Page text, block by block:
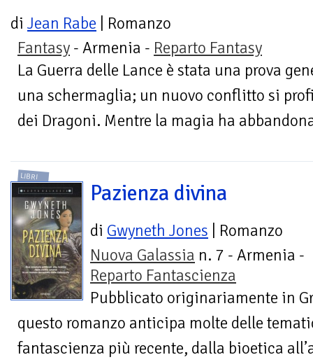
di Jean Rabe | Romanzo
Fantasy - Armenia - Reparto Fantasy
La Guerra delle Lance è stata una prova
una schermaglia; un nuovo conflitto si
dei Dragoni. Mentre la magia ha
LIBRI
Pazienza divina
di Gwyneth Jones | Romanzo
Nuova Galassia n. 7 - Armenia -
Reparto Fantascienza
Pubblicato originariamente in
questo romanzo anticipa molte delle
fantascienza più recente, dalla bioetica